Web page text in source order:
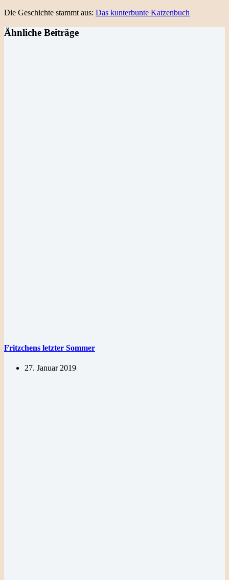
Die Geschichte stammt aus: Das kunterbunte Katzenbuch
Ähnliche Beiträge
Fritzchens letzter Sommer
27. Januar 2019